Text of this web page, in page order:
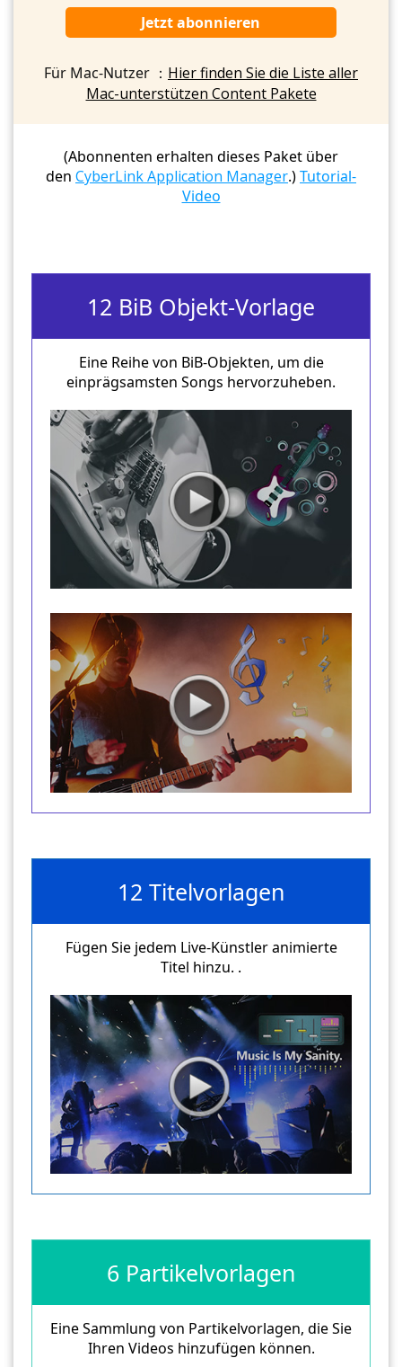
Jetzt abonnieren
Für Mac-Nutzer ： Hier finden Sie die Liste aller
Mac-unterstützen Content Pakete
(Abonnenten erhalten dieses Paket über
den CyberLink Application Manager.)Tutorial-
Video
12 BiB Objekt-Vorlage
Eine Reihe von BiB-Objekten, um die
einprägsamsten Songs hervorzuheben.
12 Titelvorlagen
Fügen Sie jedem Live-Künstler animierte
Titel hinzu. .
6 Partikelvorlagen
Eine Sammlung von Partikelvorlagen, die Sie
Ihren Videos hinzufügen können.